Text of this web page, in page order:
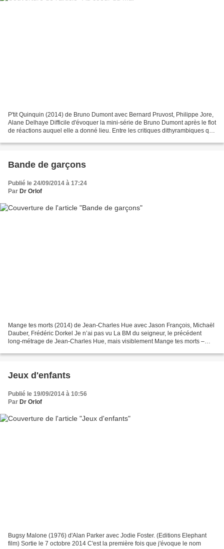
P'tit Quinquin (2014) de Bruno Dumont avec Bernard Pruvost, Philippe Jore,
Alane Delhaye Difficile d'évoquer la mini-série de Bruno Dumont après le flot
de réactions auquel elle a donné lieu. Entre les critiques dithyrambiques qui
Bande de garçons
Publié le 24/09/2014 à 17:24
Par Dr Orlof
Mange tes morts (2014) de Jean-Charles Hue avec Jason François, Michaël
Dauber, Frédéric Dorkel Je n’ai pas vu La BM du seigneur, le précédent
long-métrage de Jean-Charles Hue, mais visiblement Mange tes morts –
Jeux d'enfants
Publié le 19/09/2014 à 10:56
Par Dr Orlof
Bugsy Malone (1976) d'Alan Parker avec Jodie Foster. (Editions Elephant
film) Sortie le 7 octobre 2014 C'est la première fois que j'évoque le nom